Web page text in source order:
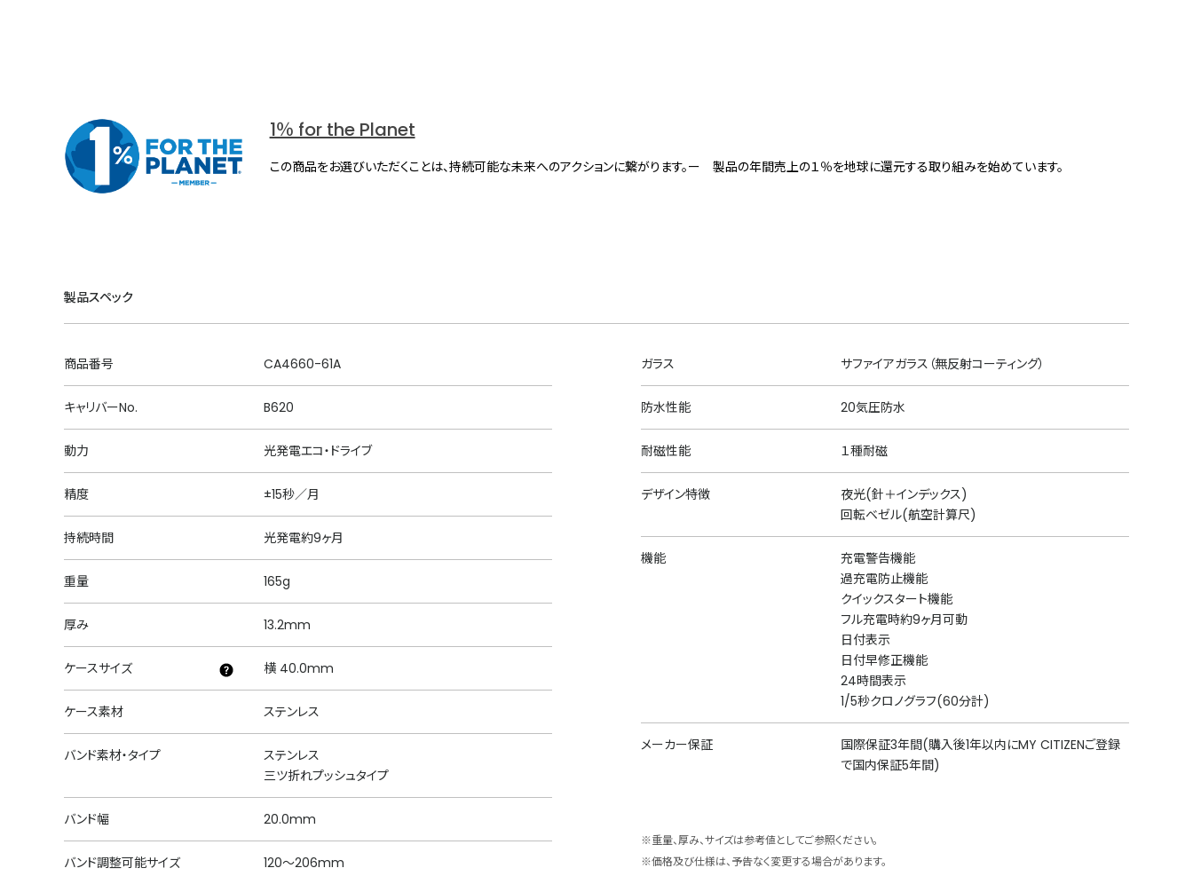
1％ for the Planet
この商品をお選びいただくことは、持続可能な未来へのアクションに繋がります。ー 製品の年間売上の１％を地球に還元する取り組みを始めています。
製品スペック
商品番号 CA4660-61A
キャリバーNo. B620
動力 光発電エコ・ドライブ
精度 ±15秒／月
持続時間 光発電約9ヶ月
重量 165g
厚み 13.2mm
ケースサイズ 横 40.0mm
ケース素材 ステンレス
バンド素材・タイプ
ステンレス
三ツ折れプッシュタイプ
バンド幅 20.0mm
バンド調整可能サイズ 120～206mm
ガラス サファイアガラス（無反射コーティング）
防水性能 20気圧防水
耐磁性能 １種耐磁
デザイン特徴
夜光(針＋インデックス)
回転ベゼル(航空計算尺)
機能
充電警告機能
過充電防止機能
クイックスタート機能
フル充電時約9ヶ月可動
日付表示
日付早修正機能
24時間表示
1/5秒クロノグラフ(60分計)
メーカー保証
国際保証3年間(購入後1年以内にMY CITIZENご登録
で国内保証5年間)
※重量、厚み、サイズは参考値としてご参照ください。
※価格及び仕様は、予告なく変更する場合があります。